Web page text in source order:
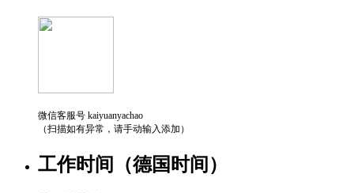
微信客服号 kaiyuanyachao
（扫描如有异常，请手动输入添加）
工作时间（德国时间）